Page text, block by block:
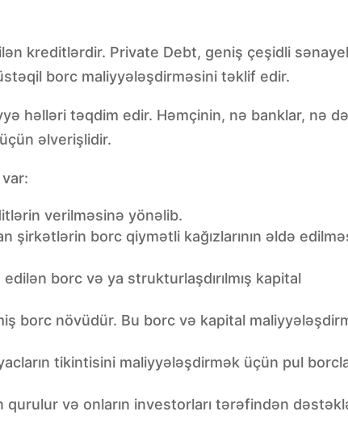
kreditlərdir. Private Debt, geniş çeşidli
borc maliyyələşdirməsini təklif edir.
həlləri təqdim edir. Həmçinin, nə banklar, nə
əlverişlidir.
verilməsinə yönəlib.
borc qiymətli kağızlarının əldə
borc və ya strukturlaşdırılmış kapital
borc növüdür. Bu borc və kapital
tikintisini maliyyələşdirmək üçün pul
və onların investorları tərəfindən